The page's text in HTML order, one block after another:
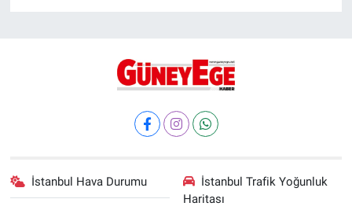
İstanbul Hava Durumu
İstanbul Trafik Yoğunluk
Haritası